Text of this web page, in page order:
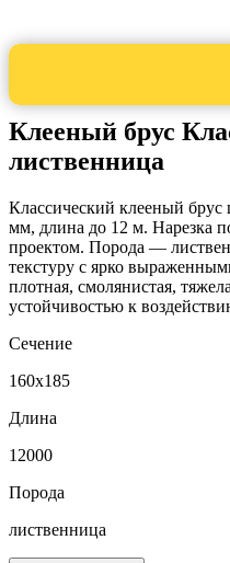
Клееный брус
лиственница
Классический клееный
мм, длина до 12 м. Нарезка
проектом. Порода —
текстуру с ярко
плотная, смолянистая,
устойчивостью к
Сечение
160x185
Длина
12000
Порода
лиственница